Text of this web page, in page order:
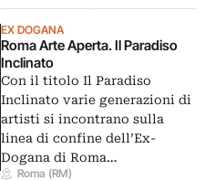
EX DOGANA
Roma Arte Aperta. Il Paradiso
Inclinato
Con il titolo Il Paradiso
Inclinato varie generazioni di
artisti si incontrano sulla
linea di confine dell’Ex-
Dogana di Roma…
Roma (RM)